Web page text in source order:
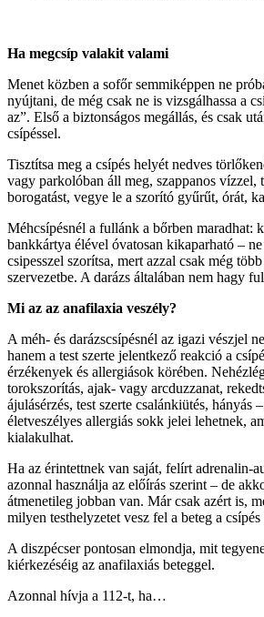
Ha megcsíp valakit valami
Menet közben a sofőr semmiképpen ne
nyújtani, de még csak ne is vizsgálhassa a
az”. Első a biztonságos megállás, és csak
csípéssel.
Tisztítsa meg a csípés helyét nedves
vagy parkolóban áll meg, szappanos vízzel,
borogatást, vegye le a szorító gyűrűt, órát,
Méhcsípésnél a fullánk a bőrben maradhat:
bankkártya élével óvatosan kikaparható –
csipesszel szorítsa, mert azzal csak még
szervezetbe. A darázs általában nem hagy
Mi az az anafilaxia veszély?
A méh- és darázscsípésnél az igazi vészjel
hanem a test szerte jelentkező reakció a
érzékenyek és allergiások körében.
torokszorítás, ajak- vagy arcduzzanat,
ájulásérzés, test szerte csalánkiütés, hányás
életveszélyes allergiás sokk jelei lehetnek,
kialakulhat.
Ha az érintettnek van saját, felírt adrenalin-
azonnal használja az előírás szerint – de
átmenetileg jobban van. Már csak azért is,
milyen testhelyzetet vesz fel a beteg a csípés
A diszpécser pontosan elmondja, mit
kiérkezéséig az anafilaxiás beteggel.
Azonnal hívja a 112-t, ha…